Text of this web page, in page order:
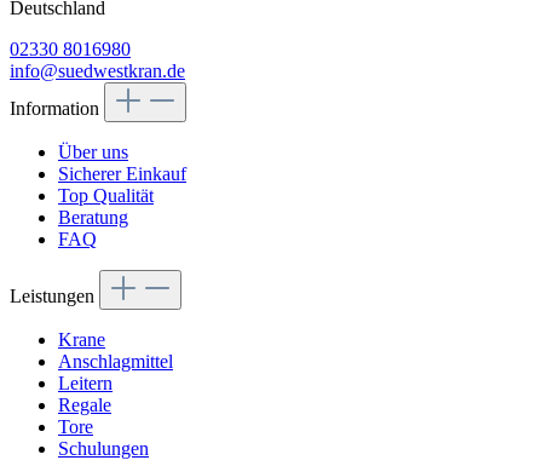
Deutschland
02330 8016980
info@suedwestkran.de
Information
Über uns
Sicherer Einkauf
Top Qualität
Beratung
FAQ
Leistungen
Krane
Anschlagmittel
Leitern
Regale
Tore
Schulungen